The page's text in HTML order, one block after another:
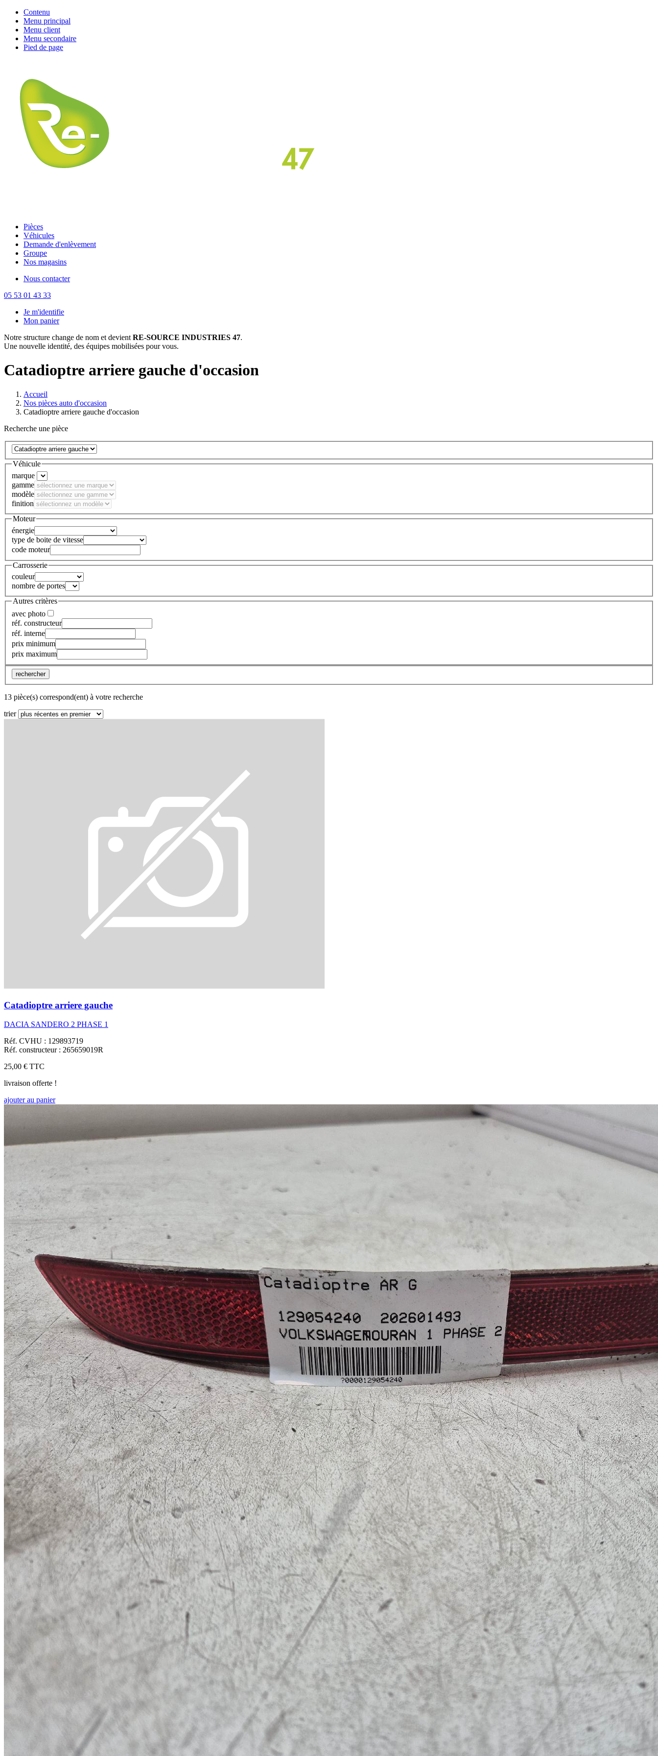
Contenu
Menu principal
Menu client
Menu secondaire
Pied de page
Pièces
Véhicules
Demande d'enlèvement
Groupe
Nos magasins
Nous contacter
05 53 01 43 33
Je m'identifie
Mon panier
Notre structure change de nom et devient RE-SOURCE INDUSTRIES 47.
Une nouvelle identité, des équipes mobilisées pour vous.
Catadioptre arriere gauche d'occasion
Accueil
Nos pièces auto d'occasion
Catadioptre arriere gauche d'occasion
Recherche une pièce
Véhicule
marque
gamme
modèle
finition
Moteur
énergie
type de boite de vitesse
code moteur
Carrosserie
couleur
nombre de portes
Autres critères
avec photo
réf. constructeur
réf. interne
prix minimum
prix maximum
rechercher
13 pièce(s) correspond(ent) à votre recherche
trier
Catadioptre arriere gauche
DACIA SANDERO 2 PHASE 1
Réf. CVHU : 129893719
Réf. constructeur : 265659019R
25,00 € TTC
livraison offerte !
ajouter au panier